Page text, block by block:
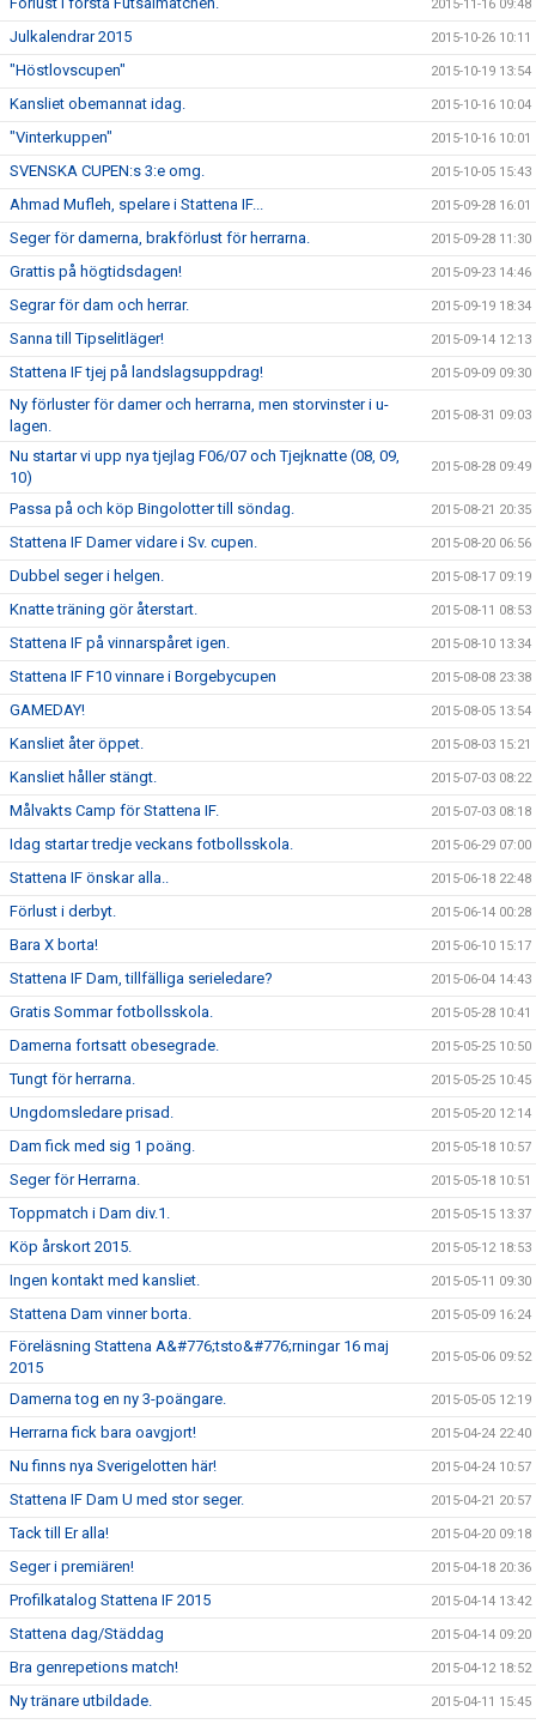
2015-11-16 09:48
Julkalendrar 2015 2015-10-26 10:11
"Höstlovscupen" 2015-10-19 13:54
Kansliet obemannat idag. 2015-10-16 10:04
"Vinterkuppen" 2015-10-16 10:01
SVENSKA CUPEN:s 3:e omg. 2015-10-05 15:43
Ahmad Mufleh, spelare i Stattena IF... 2015-09-28 16:01
Seger för damerna, brakförlust för herrarna. 2015-09-28 11:30
Grattis på högtidsdagen! 2015-09-23 14:46
Segrar för dam och herrar. 2015-09-19 18:34
Sanna till Tipselitläger! 2015-09-14 12:13
Stattena IF tjej på landslagsuppdrag! 2015-09-09 09:30
Ny förluster för damer och herrarna, men storvinster i u-
lagen.
2015-08-31 09:03
Nu startar vi upp nya tjejlag F06/07 och Tjejknatte (08, 09,
10)
2015-08-28 09:49
Passa på och köp Bingolotter till söndag. 2015-08-21 20:35
Stattena IF Damer vidare i Sv. cupen. 2015-08-20 06:56
Dubbel seger i helgen. 2015-08-17 09:19
Knatte träning gör återstart. 2015-08-11 08:53
Stattena IF på vinnarspåret igen. 2015-08-10 13:34
Stattena IF F10 vinnare i Borgebycupen 2015-08-08 23:38
GAMEDAY! 2015-08-05 13:54
Kansliet åter öppet. 2015-08-03 15:21
Kansliet håller stängt. 2015-07-03 08:22
Målvakts Camp för Stattena IF. 2015-07-03 08:18
Idag startar tredje veckans fotbollsskola. 2015-06-29 07:00
Stattena IF önskar alla.. 2015-06-18 22:48
Förlust i derbyt. 2015-06-14 00:28
Bara X borta! 2015-06-10 15:17
Stattena IF Dam, tillfälliga serieledare? 2015-06-04 14:43
Gratis Sommar fotbollsskola. 2015-05-28 10:41
Damerna fortsatt obesegrade. 2015-05-25 10:50
Tungt för herrarna. 2015-05-25 10:45
Ungdomsledare prisad. 2015-05-20 12:14
Dam fick med sig 1 poäng. 2015-05-18 10:57
Seger för Herrarna. 2015-05-18 10:51
Toppmatch i Dam div.1. 2015-05-15 13:37
Köp årskort 2015. 2015-05-12 18:53
Ingen kontakt med kansliet. 2015-05-11 09:30
Stattena Dam vinner borta. 2015-05-09 16:24
Föreläsning Stattena A&#776;tsto&#776;rningar 16 maj
2015
2015-05-06 09:52
Damerna tog en ny 3-poängare. 2015-05-05 12:19
Herrarna fick bara oavgjort! 2015-04-24 22:40
Nu finns nya Sverigelotten här! 2015-04-24 10:57
Stattena IF Dam U med stor seger. 2015-04-21 20:57
Tack till Er alla! 2015-04-20 09:18
Seger i premiären! 2015-04-18 20:36
Profilkatalog Stattena IF 2015 2015-04-14 13:42
Stattena dag/Städdag 2015-04-14 09:20
Bra genrepetions match! 2015-04-12 18:52
Ny tränare utbildade. 2015-04-11 15:45